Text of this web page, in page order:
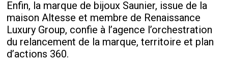
Enfin, la marque de bijoux Saunier, issue de la
maison Altesse et membre de Renaissance
Luxury Group, confie à l’agence l’orchestration
du relancement de la marque, territoire et plan
d’actions 360.